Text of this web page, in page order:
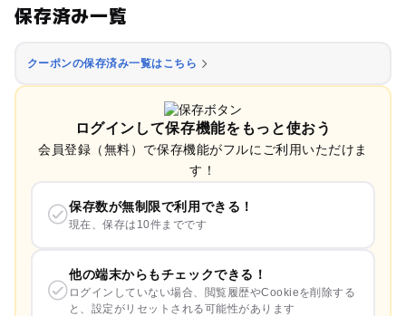
保存済み一覧
クーポンの保存済み一覧はこちら
ログインして保存機能をもっと使おう
会員登録（無料）で保存機能がフルにご利用いただけま
す！
保存数が無制限で利用できる！
現在、保存は10件までです
他の端末からもチェックできる！
ログインしていない場合、閲覧履歴やCookieを削除する
と、設定がリセットされる可能性があります